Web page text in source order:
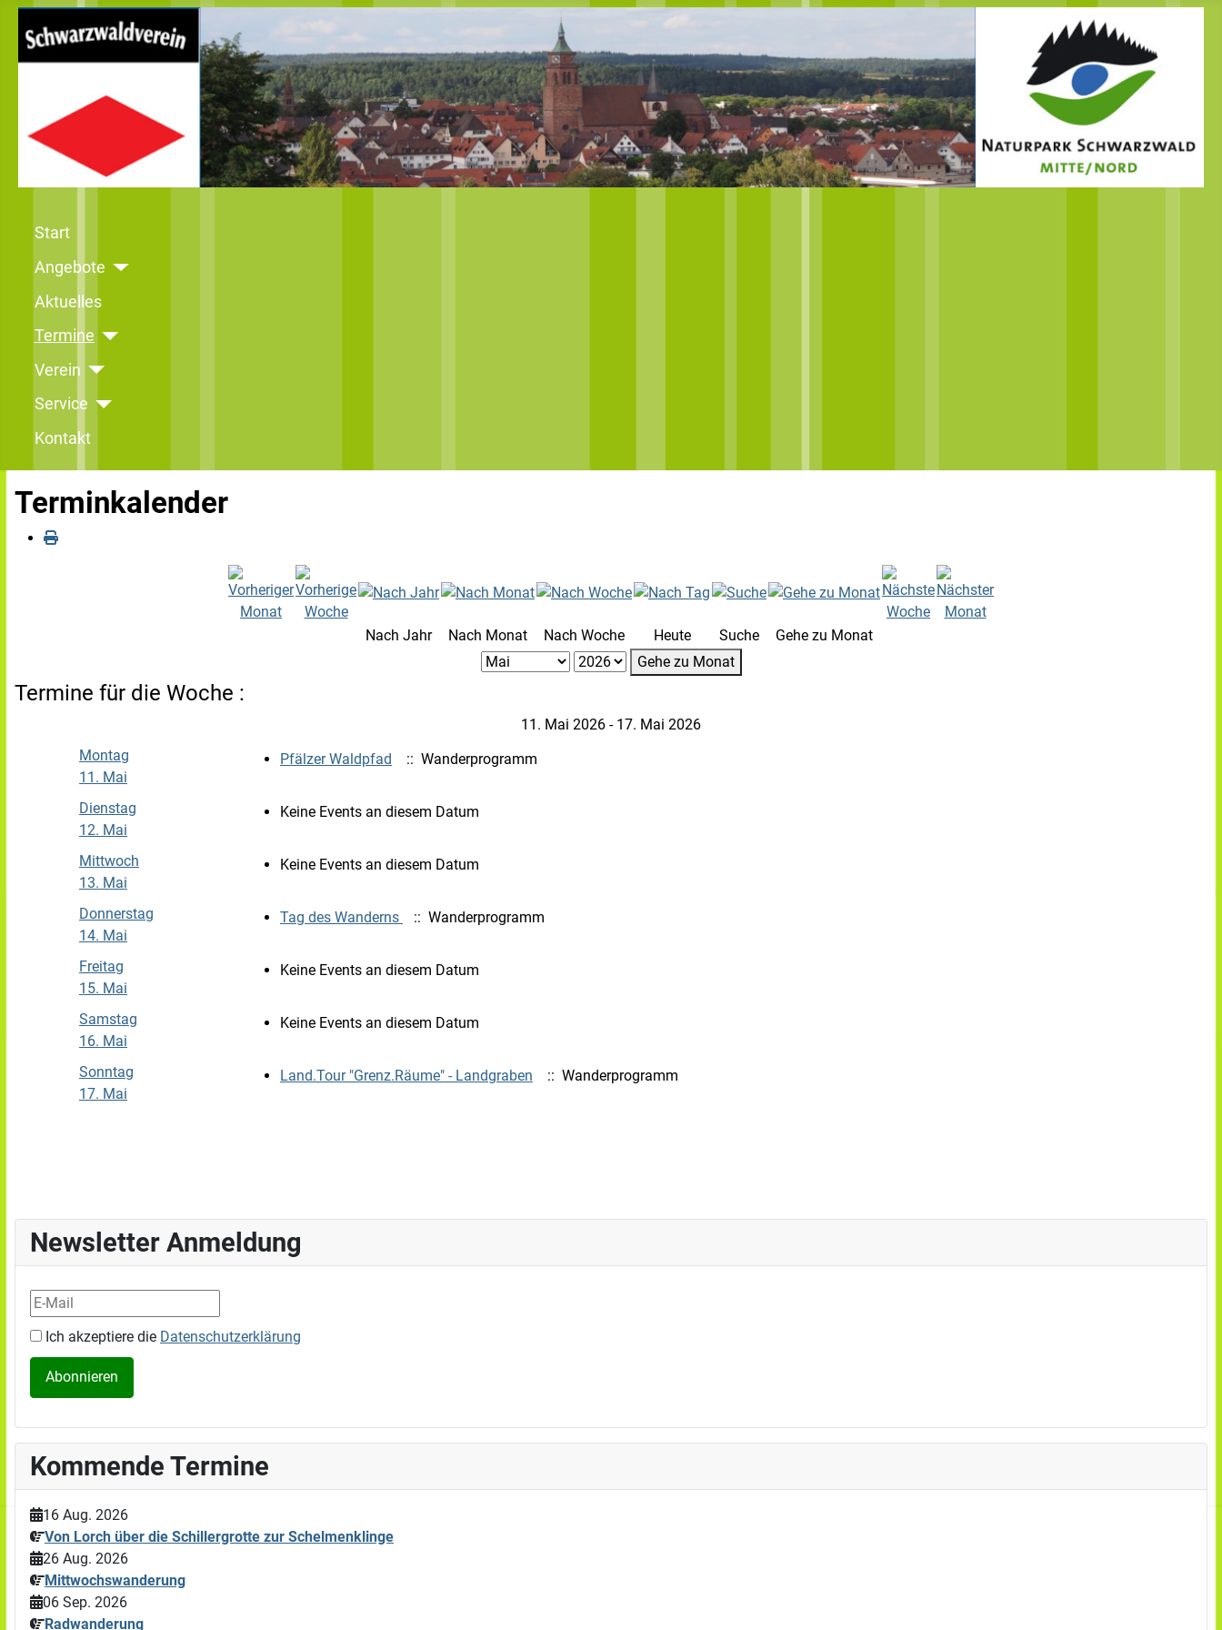
Start
Angebote
Aktuelles
Termine
Verein
Service
Kontakt
Terminkalender
Nach Jahr Nach Monat Nach Woche Heute Suche
Gehe zu Monat
Gehe zu Monat
Termine für die Woche :
11. Mai 2026 - 17. Mai 2026
Montag
11. Mai
Pfälzer Waldpfad :: Wanderprogramm
Dienstag
12. Mai
Keine Events an diesem Datum
Mittwoch
13. Mai
Keine Events an diesem Datum
Donnerstag
14. Mai
Tag des Wanderns :: Wanderprogramm
Freitag
15. Mai
Keine Events an diesem Datum
Samstag
16. Mai
Keine Events an diesem Datum
Sonntag
17. Mai
Land.Tour "Grenz.Räume" - Landgraben :: Wanderprogramm
Newsletter Anmeldung
Ich akzeptiere die Datenschutzerklärung
Kommende Termine
16 Aug. 2026
Von Lorch über die Schillergrotte zur Schelmenklinge
26 Aug. 2026
Mittwochswanderung
06 Sep. 2026
Radwanderung